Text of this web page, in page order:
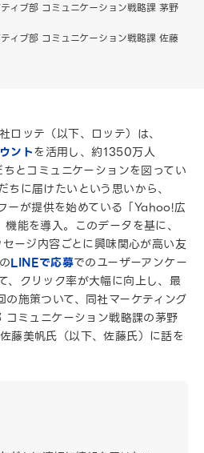
ィブ部 コミュニケーション戦略課 茅野
ィブ部 コミュニケーション戦略課 佐藤
ロッテ（以下、ロッテ）は、
ントを活用し、約1350万人
とコミュニケーションを図ってい
ちに届けたいという思いから、
が提供を始めている「Yahoo!広
能を導入。このデータを基に、
ージ内容ごとに興味関心が高い友
LINEで応募でのユーザーアンケー
、クリック率が大幅に向上し、最
施策ついて、同社マーケティング
ミュニケーション戦略課の茅野
藤美帆氏（以下、佐藤氏）に話を